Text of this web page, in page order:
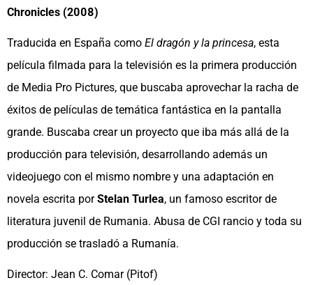
Chronicles (2008)
Traducida en España como El dragón y la princesa, esta
película filmada para la televisión es la primera producción
de Media Pro Pictures, que buscaba aprovechar la racha de
éxitos de películas de temática fantástica en la pantalla
grande. Buscaba crear un proyecto que iba más allá de la
producción para televisión, desarrollando además un
videojuego con el mismo nombre y una adaptación en
novela escrita porStelan Turlea, un famoso escritor de
literatura juvenil de Rumania. Abusa de CGI rancio y toda su
producción se trasladó a Rumanía.
Director: Jean C. Comar (Pitof)